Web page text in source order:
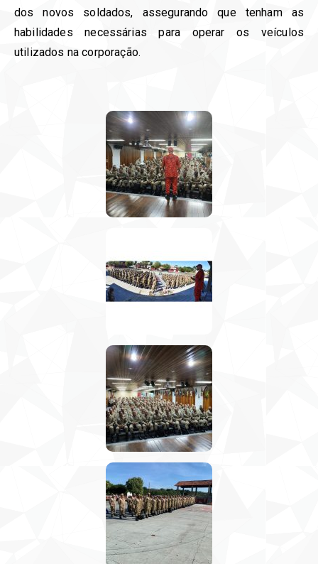
dos novos soldados, assegurando que tenham as
habilidades necessárias para operar os veículos
utilizados na corporação.